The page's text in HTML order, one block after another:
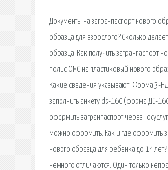
Документы на загранпаспорт нового
образца для взрослого? Сколько
образца. Как получить загранпаспорт
полис ОМС на пластиковый нового
Какие сведения указывают. Форма 3-
заполнить анкету ds-160 (форма ДС-
оформить загранпаспорт через
можно оформить. Как и где оформить
нового образца для ребенка до 14
немного отличаются. Один только